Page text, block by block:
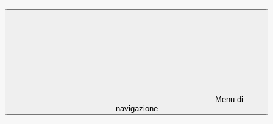
Menu di
navigazione